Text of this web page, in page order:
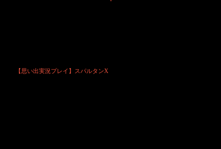
【思い出実況プレイ】スパルタンX